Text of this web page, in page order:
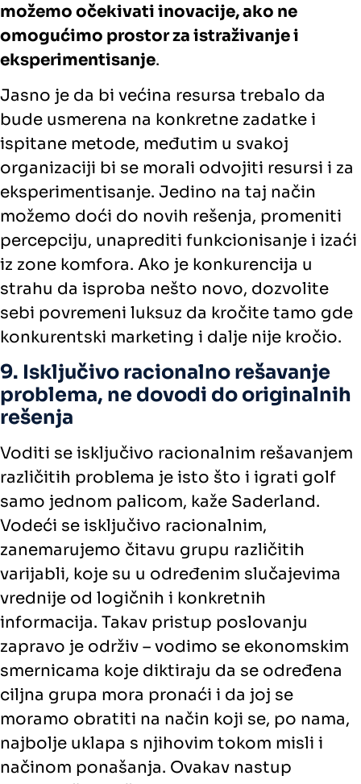
možemo očekivati inovacije, ako ne
omogućimo prostor za istraživanje i
eksperimentisanje.
Jasno je da bi većina resursa trebalo da
bude usmerena na konkretne zadatke i
ispitane metode, međutim u svakoj
organizaciji bi se morali odvojiti resursi i za
eksperimentisanje. Jedino na taj način
možemo doći do novih rešenja, promeniti
percepciju, unaprediti funkcionisanje i izaći
iz zone komfora. Ako je konkurencija u
strahu da isproba nešto novo, dozvolite
sebi povremeni luksuz da kročite tamo gde
konkurentski marketing i dalje nije kročio.
9. Isključivo racionalno rešavanje
problema, ne dovodi do originalnih
rešenja
Voditi se isključivo racionalnim rešavanjem
različitih problema je isto što i igrati golf
samo jednom palicom, kaže Saderland.
Vodeći se isključivo racionalnim,
zanemarujemo čitavu grupu različitih
varijabli, koje su u određenim slučajevima
vrednije od logičnih i konkretnih
informacija. Takav pristup poslovanju
zapravo je održiv – vodimo se ekonomskim
smernicama koje diktiraju da se određena
ciljna grupa mora pronaći i da joj se
moramo obratiti na način koji se, po nama,
najbolje uklapa s njihovim tokom misli i
načinom ponašanja. Ovakav nastup